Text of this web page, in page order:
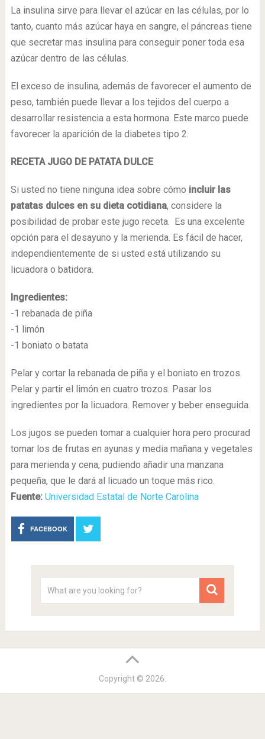
La insulina sirve para llevar el azúcar en las células, por lo
tanto, cuanto más azúcar haya en sangre, el páncreas tiene
que secretar mas insulina para conseguir poner toda esa
azúcar dentro de las células.
El exceso de insulina, además de favorecer el aumento de
peso, también puede llevar a los tejidos del cuerpo a
desarrollar resistencia a esta hormona. Este marco puede
favorecer la aparición de la diabetes tipo 2.
RECETA JUGO DE PATATA DULCE
Si usted no tiene ninguna idea sobre cómo incluir las
patatas dulces en su dieta cotidiana, considere la
posibilidad de probar este jugo receta. Es una excelente
opción para el desayuno y la merienda. Es fácil de hacer,
independientemente de si usted está utilizando su
licuadora o batidora.
Ingredientes:
-1 rebanada de piña
-1 limón
-1 boniato o batata
Pelar y cortar la rebanada de piña y el boniato en trozos.
Pelar y partir el limón en cuatro trozos. Pasar los
ingredientes por la licuadora. Remover y beber enseguida.
Los jugos se pueden tomar a cualquier hora pero procurad
tomar los de frutas en ayunas y media mañana y vegetales
para merienda y cena, pudiendo añadir una manzana
pequeña, que le dará al licuado un toque más rico.
Fuente: Universidad Estatal de Norte Carolina
FACEBOOK
Copyright © 2026.